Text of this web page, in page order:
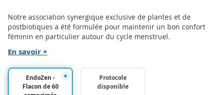
Skip
to
the
of
the
images
gallery
Notre association synergique exclusive de plantes et de
postbiotiques a été formulée pour maintenir un bon confort
féminin en particulier autour du cycle menstruel.
En savoir +
EndoZen -
Flacon de 60
Protocole
disponible